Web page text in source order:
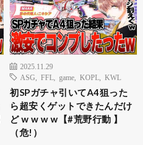
2025.11.29
ASG
FFL game KOPL KWL
初SPガチャ引いてA4狙った
ら超安くゲットできたんだけ
ど w w w w【#荒野行動 】
（危!）